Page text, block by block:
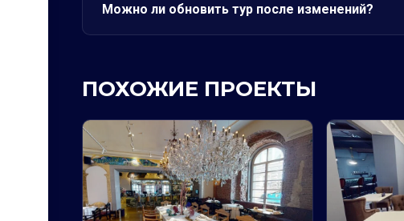
Можно ли обновить тур после изменений?
ПОХОЖИЕ ПРОЕКТЫ